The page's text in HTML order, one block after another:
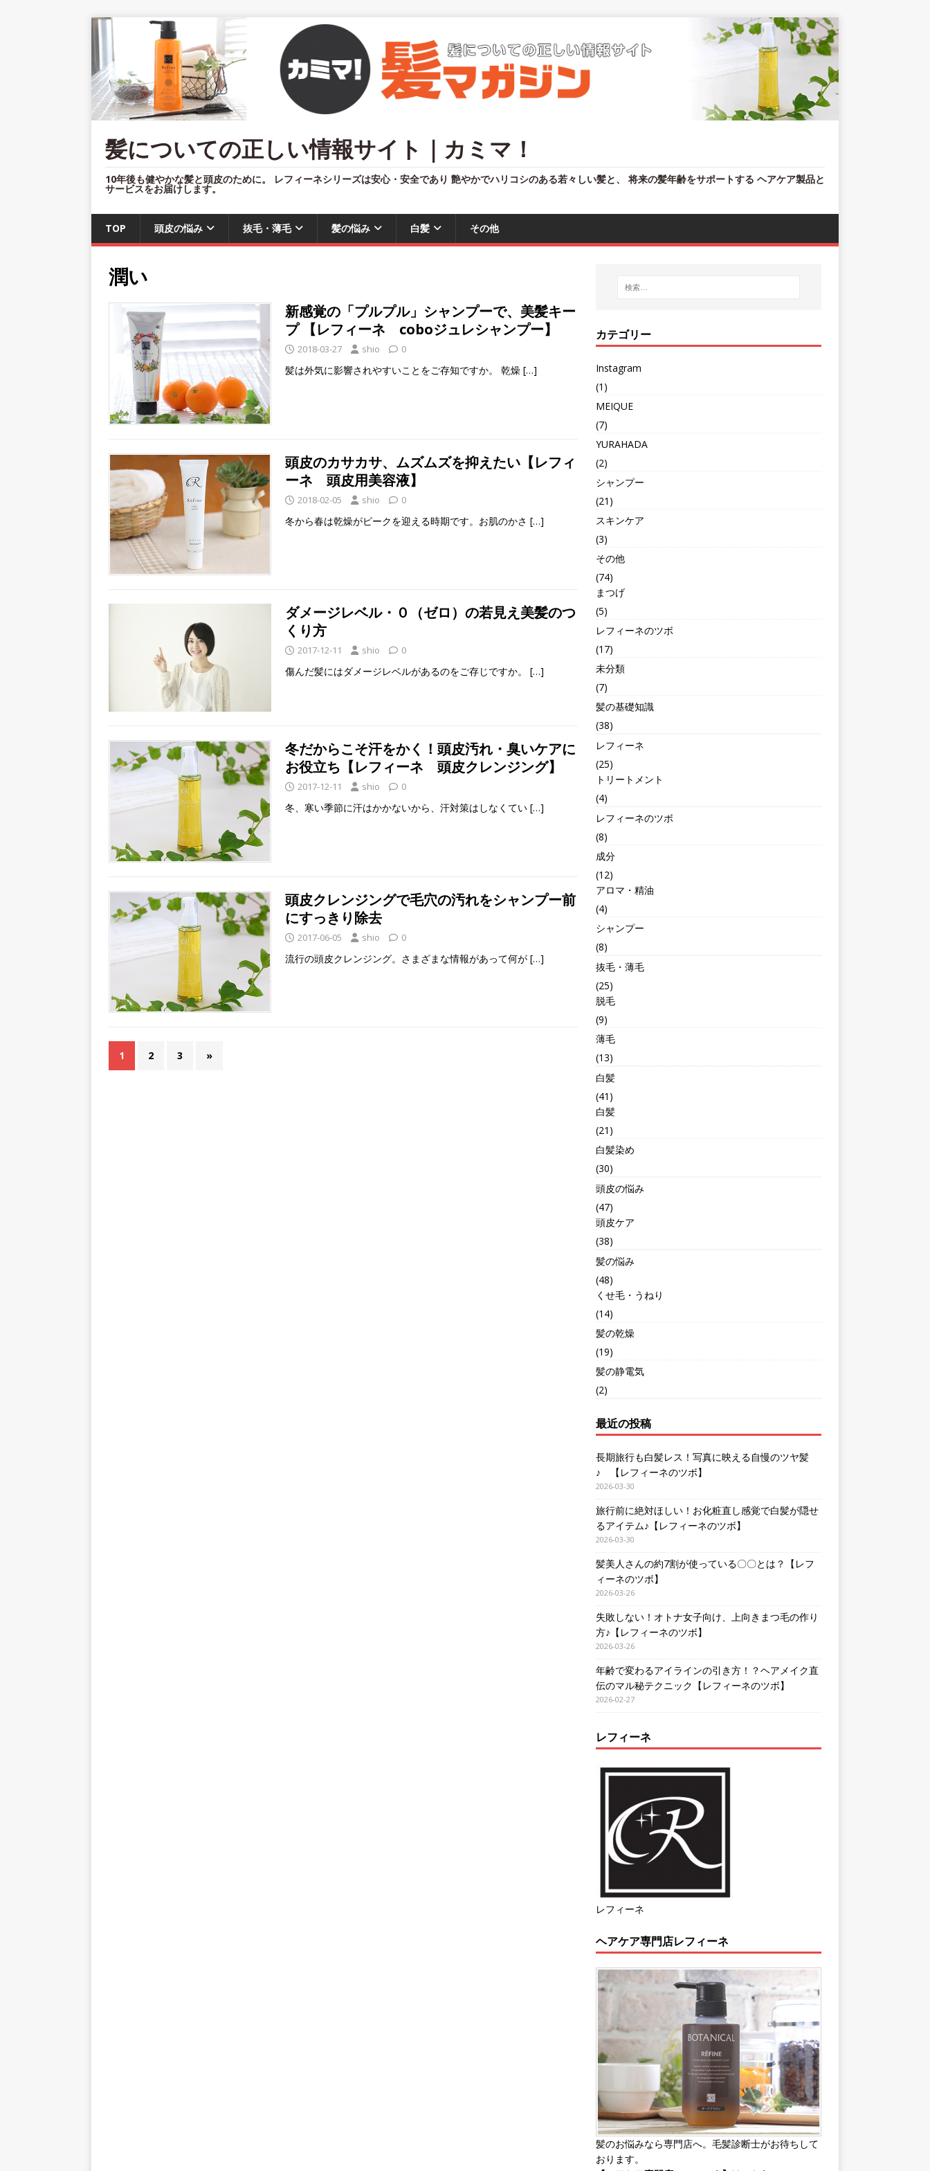
髪についての正しい情報サイト｜カミマ！
10年後も健やかな髪と頭皮のために。 レフィーネシリーズは安心・安全であり 艶やかでハリコシのある若々しい髪と、 将来の髪年齢をサポートする ヘアケア製品と
サービスをお届けします。
TOP 頭皮の悩み 抜毛・薄毛 髪の悩み 白髪 その他
潤い
新感覚の「プルプル」シャンプーで、美髪キー
プ 【レフィーネ coboジュレシャンプー】
2018-03-27 shio 0
髪は外気に影響されやすいことをご存知ですか。 乾燥 […]
頭皮のカサカサ、ムズムズを抑えたい【レフィ
ーネ 頭皮用美容液】
2018-02-05 shio 0
冬から春は乾燥がピークを迎える時期です。お肌のかさ […]
ダメージレベル・０（ゼロ）の若見え美髪のつ
くり方
2017-12-11 shio 0
傷んだ髪にはダメージレベルがあるのをご存じですか。 […]
冬だからこそ汗をかく！頭皮汚れ・臭いケアに
お役立ち【レフィーネ 頭皮クレンジング】
2017-12-11 shio 0
冬、寒い季節に汗はかかないから、汗対策はしなくてい […]
頭皮クレンジングで毛穴の汚れをシャンプー前
にすっきり除去
2017-06-05 shio 0
流行の頭皮クレンジング。さまざまな情報があって何が […]
1 2 3 »
カテゴリー
Instagram
(1)
MEIQUE
(7)
YURAHADA
(2)
シャンプー
(21)
スキンケア
(3)
その他
(74)
まつげ
(5)
レフィーネのツボ
(17)
未分類
(7)
髪の基礎知識
(38)
レフィーネ
(25)
トリートメント
(4)
レフィーネのツボ
(8)
成分
(12)
アロマ・精油
(4)
シャンプー
(8)
抜毛・薄毛
(25)
脱毛
(9)
薄毛
(13)
白髪
(41)
白髪
(21)
白髪染め
(30)
頭皮の悩み
(47)
頭皮ケア
(38)
髪の悩み
(48)
くせ毛・うねり
(14)
髪の乾燥
(19)
髪の静電気
(2)
最近の投稿
長期旅行も白髪レス！写真に映える自慢のツヤ髪
♪ 【レフィーネのツボ】
2026-03-30
旅行前に絶対ほしい！お化粧直し感覚で白髪が隠せ
るアイテム♪【レフィーネのツボ】
2026-03-30
髪美人さんの約7割が使っている〇〇とは？【レフ
ィーネのツボ】
2026-03-26
失敗しない！オトナ女子向け、上向きまつ毛の作り
方♪【レフィーネのツボ】
2026-03-26
年齢で変わるアイラインの引き方！？ヘアメイク直
伝のマル秘テクニック【レフィーネのツボ】
2026-02-27
レフィーネ
レフィーネ
ヘアケア専門店レフィーネ
髪のお悩みなら専門店へ。毛髪診断士がお待ちして
おります。